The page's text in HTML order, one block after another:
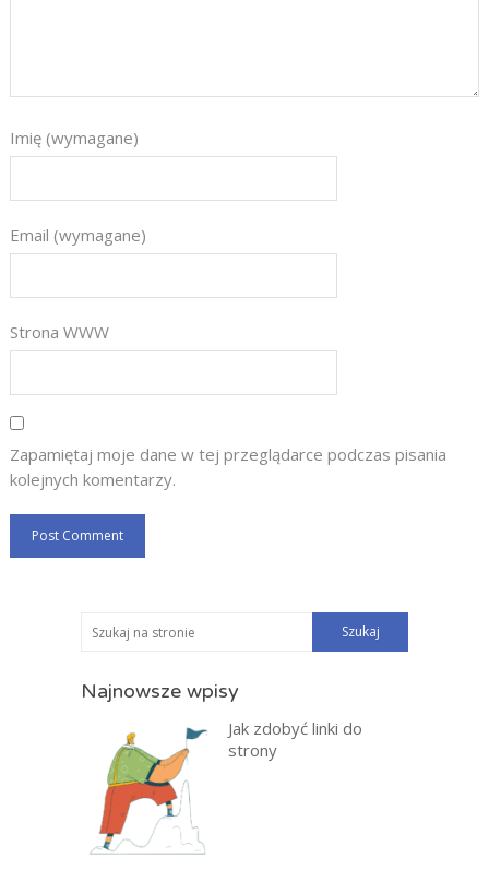
Imię (wymagane)
Email (wymagane)
Strona WWW
Zapamiętaj moje dane w tej przeglądarce podczas pisania
kolejnych komentarzy.
Najnowsze wpisy
Jak zdobyć linki do
strony